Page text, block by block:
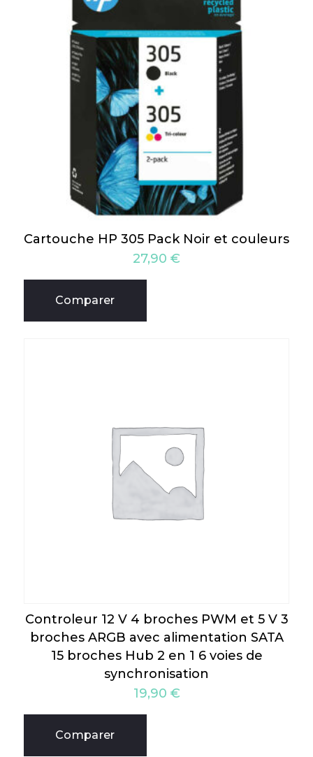
Cartouche HP 305 Pack Noir et couleurs
27,90 €
Comparer
Controleur 12 V 4 broches PWM et 5 V 3
broches ARGB avec alimentation SATA
15 broches Hub 2 en 1 6 voies de
synchronisation
19,90 €
Comparer